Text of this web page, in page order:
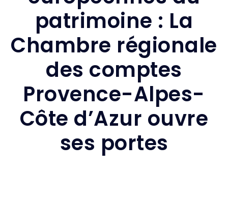
patrimoine : La
Chambre régionale
des comptes
Provence-Alpes-
Côte d’Azur ouvre
ses portes